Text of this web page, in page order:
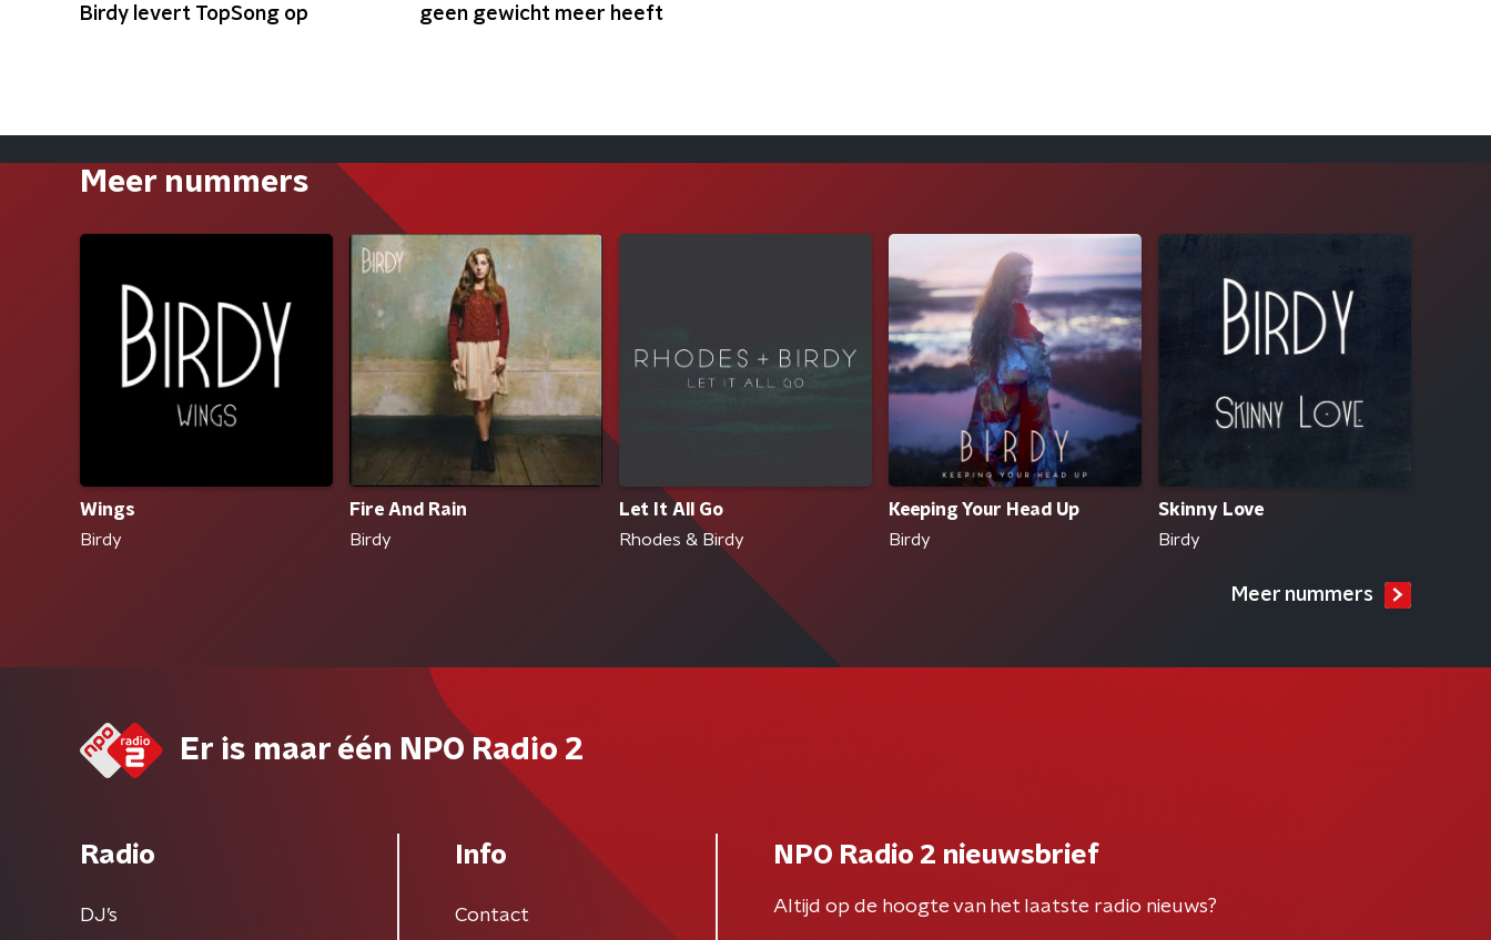
Birdy levert TopSong op
geen gewicht meer heeft
Meer nummers
Wings
Birdy
Fire And Rain
Birdy
Let It All Go
Rhodes & Birdy
Keeping Your Head Up
Birdy
Skinny Love
Birdy
Meer nummers
Er is maar één NPO Radio 2
Radio
DJ’s
Info
Contact
NPO Radio 2 nieuwsbrief
Altijd op de hoogte van het laatste radio nieuws?